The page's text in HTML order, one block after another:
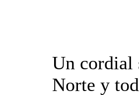
Un cordial
Norte y